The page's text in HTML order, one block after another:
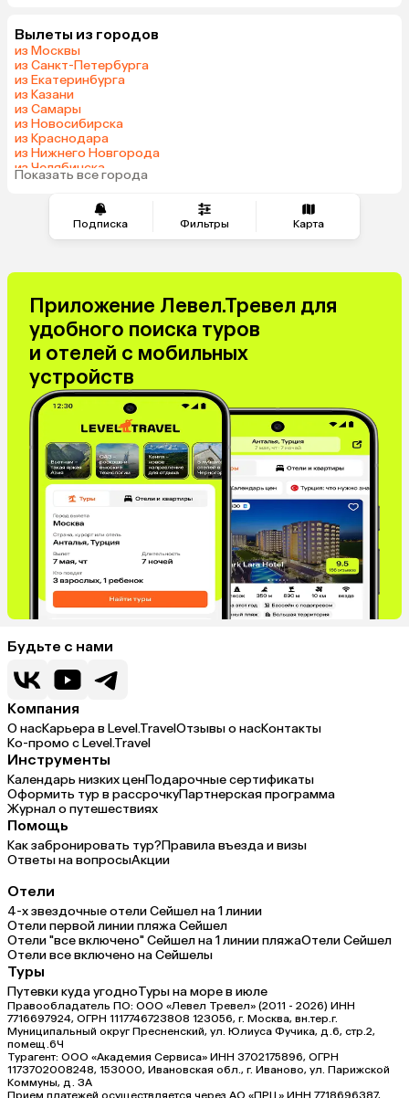
Подписка Фильтры Карта
Армения
Казахстан
Узбекистан
Катар
Гонконг
Куба
Венгрия
Вылеты из городов
из Москвы
из Санкт-Петербурга
из Екатеринбурга
из Казани
из Самары
из Новосибирска
из Краснодара
из Нижнего Новгорода
из Челябинска
из Минеральных Вод
Показать все города
Приложение Левел.Тревел для
удобного поиска туров
и отелей с мобильных
устройств
Будьте с нами
Компания
О насКарьера в Level.TravelОтзывы о насКонтакты
Ко-промо с Level.Travel
Инструменты
Календарь низких ценПодарочные сертификаты
Оформить тур в рассрочкуПартнерская программа
Журнал о путешествиях
Помощь
Как забронировать тур?Правила въезда и визы
Ответы на вопросыАкции
Отели
4-х звездочные отели Сейшел на 1 линии
Отели первой линии пляжа Сейшел
Отели "все включено" Сейшел на 1 линии пляжаОтели Сейшел
Отели все включено на Сейшелы
Туры
Путевки куда угодноТуры на море в июле
Правообладатель ПО: ООО «Левел Тревел» (2011 - 2026) ИНН
7716697924, ОГРН 1117746723808 123056, г. Москва, вн.тер.г.
Муниципальный округ Пресненский, ул. Юлиуса Фучика, д.6, стр.2,
помещ.6Ч
Турагент: ООО «Академия Сервиса» ИНН 3702175896, ОГРН
1173702008248, 153000, Ивановская обл., г. Иваново, ул. Парижской
Коммуны, д. ЗА
Прием платежей осуществляется через АО «ПРЦ» ИНН 7718696387,